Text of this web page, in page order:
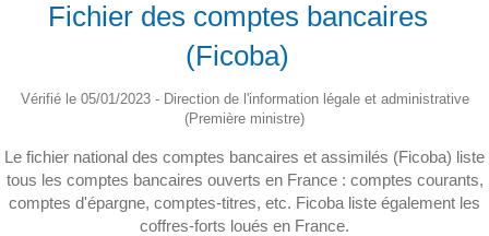
Fichier des comptes bancaires
(Ficoba)
Vérifié le 05/01/2023 - Direction de l'information légale et administrative
(Première ministre)
Le fichier national des comptes bancaires et assimilés (Ficoba) liste
tous les comptes bancaires ouverts en France : comptes courants,
comptes d'épargne, comptes-titres, etc. Ficoba liste également les
coffres-forts loués en France.